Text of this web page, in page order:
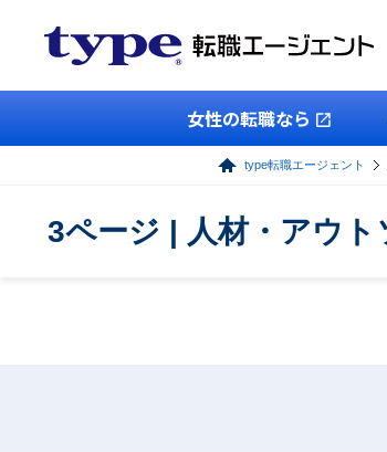
女性の転職なら
type転職エージェント
3ページ | 人材・アウト